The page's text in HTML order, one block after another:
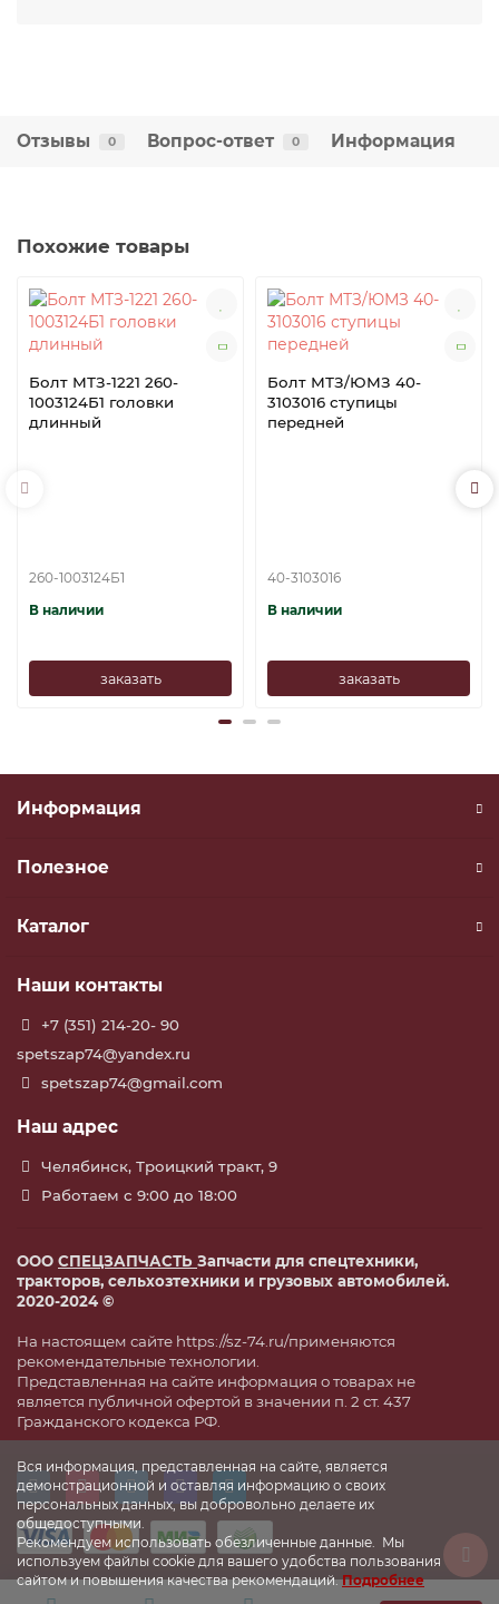
Отзывы 0 Вопрос-ответ 0 Информация
Похожие товары
Болт МТЗ-1221 260-
1003124Б1 головки
длинный
260-1003124Б1
В наличии
заказать
Болт МТЗ/ЮМЗ 40-
3103016 ступицы
передней
40-3103016
В наличии
заказать
Вся информация, представленная на сайте, является
демонстрационной и оставляя информацию о своих
персональных данных, вы добровольно делаете их
общедоступными.
Рекомендуем использовать обезличенные данные. Мы
используем файлы cookie для вашего удобства пользования
сайтом и повышения качества рекомендаций.Подробнее
Информация
Полезное
Каталог
Наши контакты
+7 (351) 214-20- 90
spetszap74@yandex.ru
spetszap74@gmail.com
Наш адрес
Челябинск, Троицкий тракт, 9
Работаем с 9:00 до 18:00
ООО СПЕЦЗАПЧАСТЬ Запчасти для спецтехники,
тракторов, сельхозтехники и грузовых автомобилей.
2020-2024 ©
На настоящем сайте https://sz-74.ru/применяются
рекомендательные технологии.
Представленная на сайте информация о товарах не
является публичной офертой в значении п. 2 ст. 437
Гражданского кодекса РФ.